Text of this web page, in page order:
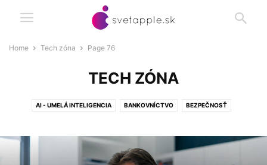
Home Tech zóna Page 76
TECH ZÓNA
AI - UMELÁ INTELIGENCIA BANKOVNÍCTVO BEZPEČNOSŤ